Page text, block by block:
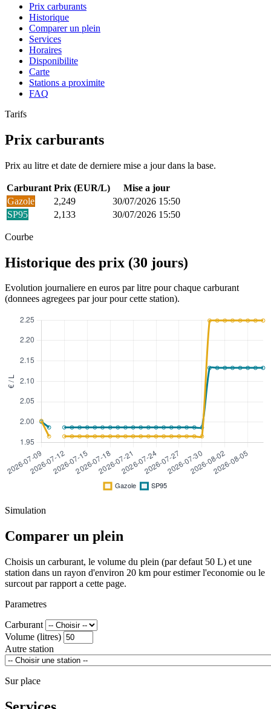
Prix carburants
Historique
Comparer un plein
Services
Horaires
Disponibilite
Carte
Stations a proximite
FAQ
Tarifs
Prix carburants
Prix au litre et date de derniere mise a jour dans la base.
Carburant Prix (EUR/L)
Mise a jour
Gazole
2,249
30/07/2026 15:50
SP95
2,133 30/07/2026 15:50
Courbe
Historique des prix (30 jours)
Evolution journaliere en euros par litre pour chaque carburant
(donnees agregees par jour pour cette station).
Simulation
Comparer un plein
Choisis un carburant, le volume du plein (par defaut 50 L) et une
station dans un rayon d'environ 20 km pour estimer l'economie ou le
surcout par rapport a cette page.
Parametres
Carburant
Volume (litres)
Autre station
Sur place